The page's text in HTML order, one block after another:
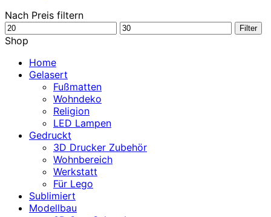
Nach Preis filtern
Min.
Preis
Max.
Filter
Shop
Home
Gelasert
Fußmatten
Wohndeko
Religion
LED Lampen
Gedruckt
3D Drucker Zubehör
Wohnbereich
Werkstatt
Für Lego
Sublimiert
Modellbau